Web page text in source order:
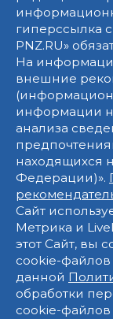
гиперссылка
PNZ.RU»
На
внешние
информации
анализа
находящихся
Федерации)».
Сайт
Метрика и
этот Сайт, вы
cookie-файлов
данной
обработки
cookie-файлов